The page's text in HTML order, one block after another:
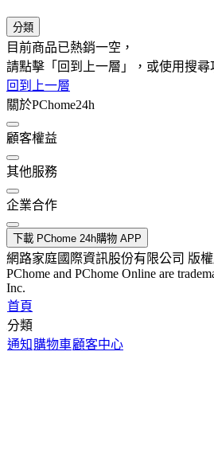
分類
目前商品已熱銷一空，
請點擊「回到上一層」，或使用搜尋
回到上一層
關於PChome24h
顧客權益
其他服務
企業合作
下載 PChome 24h購物 APP
網路家庭國際資訊股份有限公司 版
PChome and PChome Online are
Inc.
首頁
分類
通知 購物車顧客中心